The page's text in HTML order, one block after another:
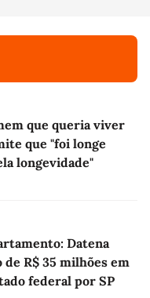
que queria viver
que "foi longe
longevidade"
Datena
R$ 35 milhões em
federal por SP